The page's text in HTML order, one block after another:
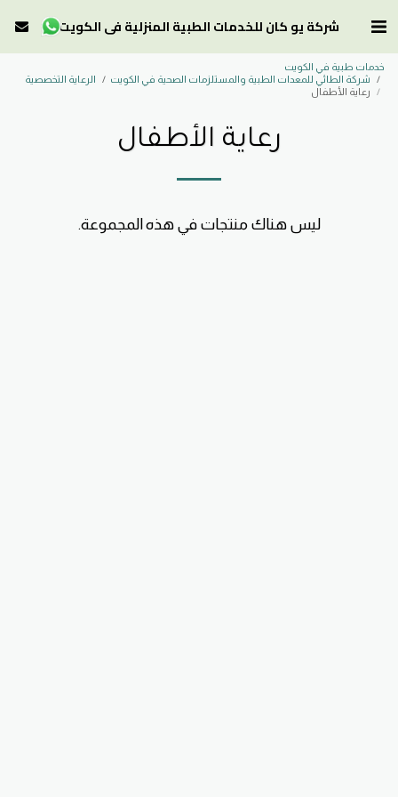
شركة يو كان للخدمات الطبية المنزلية في الكويت
خدمات طبية في الكويت
شركة الطائي للمعدات الطبية والمستلزمات الصحية في الكويت
الرعاية التخصصية
رعاية الأطفال
رعاية الأطفال
ليس هناك منتجات في هذه المجموعة.